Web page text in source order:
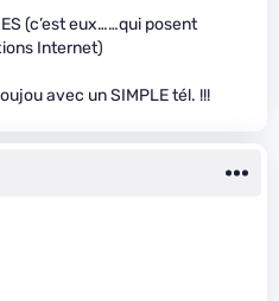
(c’est eux……qui posent
Internet)
avec un SIMPLE tél. !!!